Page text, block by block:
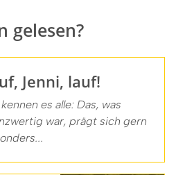
gelesen?
Jenni, lauf!
es alle: Das, was
war, prägt sich gern